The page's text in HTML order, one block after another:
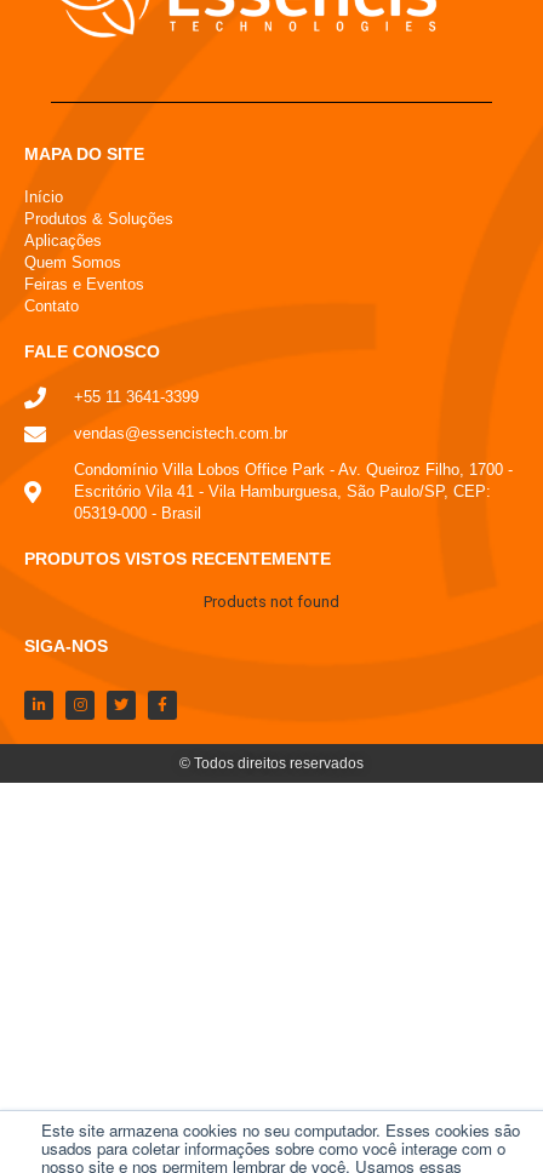
Este site armazena cookies no seu computador. Esses cookies são
usados ​​para coletar informações sobre como você interage com o
nosso site e nos permitem lembrar de você. Usamos essas
MAPA DO SITE
Início
Produtos & Soluções
Aplicações
Quem Somos
Feiras e Eventos
Contato
FALE CONOSCO
+55 11 3641-3399
vendas@essencistech.com.br
Condomínio Villa Lobos Office Park - Av. Queiroz Filho, 1700 -
Escritório Vila 41 - Vila Hamburguesa, São Paulo/SP, CEP:
05319-000 - Brasil
PRODUTOS VISTOS RECENTEMENTE
Products not found
SIGA-NOS
© Todos direitos reservados